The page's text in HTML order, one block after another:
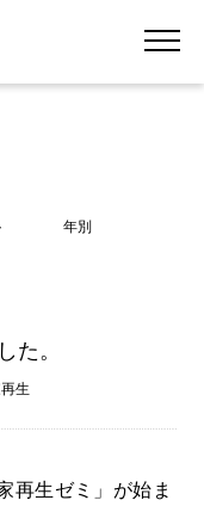
年別
た。
生
再生ゼミ」が始ま